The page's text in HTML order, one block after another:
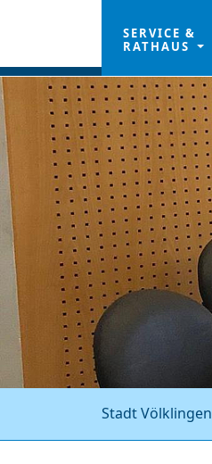
SERVICE &
RATHAUS
Stadt Völklingen